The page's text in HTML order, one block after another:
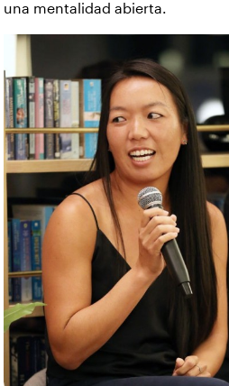
una mentalidad abierta.